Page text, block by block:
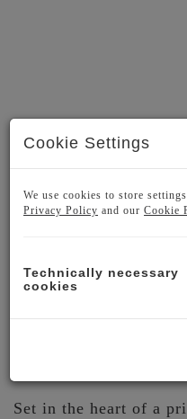
DESCRIPTION
The Altbau flat to
proportioned 75m²
Set in the heart of a
Cookie Settings
We use cookies to store
Privacy Policy and our Cookie
Technically necessary
cookies